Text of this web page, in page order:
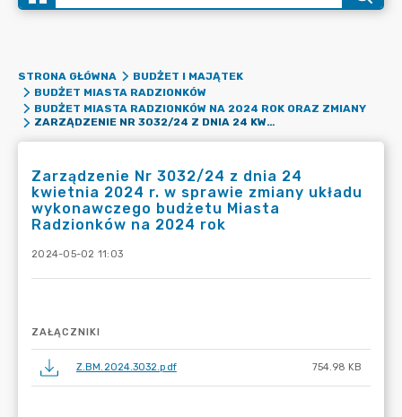
STRONA GŁÓWNA
BUDŻET I MAJĄTEK
BUDŻET MIASTA RADZIONKÓW
BUDŻET MIASTA RADZIONKÓW NA 2024 ROK ORAZ ZMIANY
ZARZĄDZENIE NR 3032/24 Z DNIA 24 KWIETNIA 2024 R. W SPRAWIE ZMIANY UKŁADU WYKONAWCZEGO BUDŻETU MIASTA RADZIONKÓW NA 2024 ROK
Zarządzenie Nr 3032/24 z dnia 24
kwietnia 2024 r. w sprawie zmiany układu
wykonawczego budżetu Miasta
Radzionków na 2024 rok
2024-05-02 11:03
ZAŁĄCZNIKI
Z.BM.2024.3032.pdf 754.98 KB